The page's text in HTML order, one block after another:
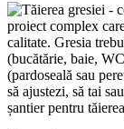
proiect complex
calitate. Gresia
(bucătărie, baie,
(pardoseală sau
să ajustezi, să tai
șantier pentru